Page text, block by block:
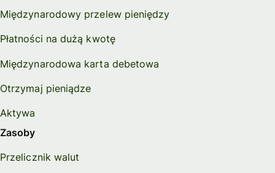
Międzynarodowy przelew pieniędzy
Płatności na dużą kwotę
Międzynarodowa karta debetowa
Otrzymaj pieniądze
Aktywa
Zasoby
Przelicznik walut